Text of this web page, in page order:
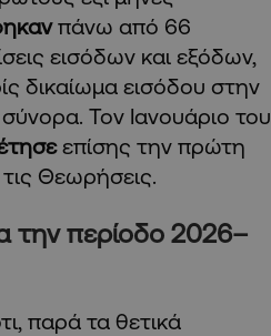
πάνω από 66
εισόδων και εξόδων,
δικαίωμα εισόδου στην
Τον Ιανουάριο του
επίσης την πρώτη
Θεωρήσεις.
την περίοδο 2026–
παρά τα θετικά